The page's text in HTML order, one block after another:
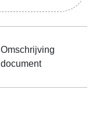
Omschrijving
document